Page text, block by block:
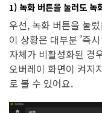
1) 녹화 버튼을 눌러도 녹
우선, 녹화 버튼을 눌
이 상황은 대부분 ’즉
자체가 비활성화된 경
오버레이 화면이 켜지
로 볼 수 있어요.